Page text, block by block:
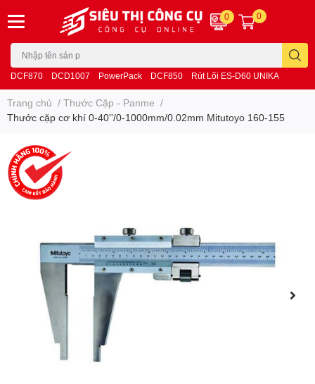
DCF870 DCD1007 PowerPack DCF850 Rút Lõi ES-D60 UNIKA
0 0
Trang chủ / Thước Cặp - Panme /
Thước cặp cơ khí 0-40''/0-1000mm/0.02mm Mitutoyo 160-155